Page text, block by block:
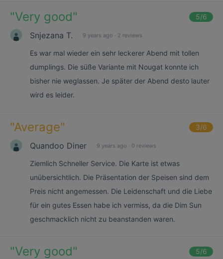
"Very good" 5/6
Snjezana T. 9 years ago · 2 reviews
Es war mal wieder ein sehr leckerer Abend mit tollen
dumplings. Die süße Variante mit Nougat konnte ich
bisher nie weglassen. Je später der Abend desto lauter
wird es leider.
"Average" 3/6
Quandoo Diner 9 years ago · 0 reviews
Ziemlich Schneller Service. Die Karte ist etwas
unübersichtlich. Die Präsentation der Speisen sind dem
Preis nicht angemessen. Die Leidenschaft und die Liebe
für ein gutes Essen habe ich vermiss, da die Dim Sun
geschmacklich nicht zu beanstanden waren.
"Very good" 5/6